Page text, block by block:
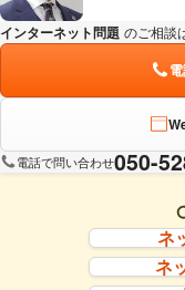
インターネット問題 のご相談
電話で問い合わせ050-
ネ
ネ